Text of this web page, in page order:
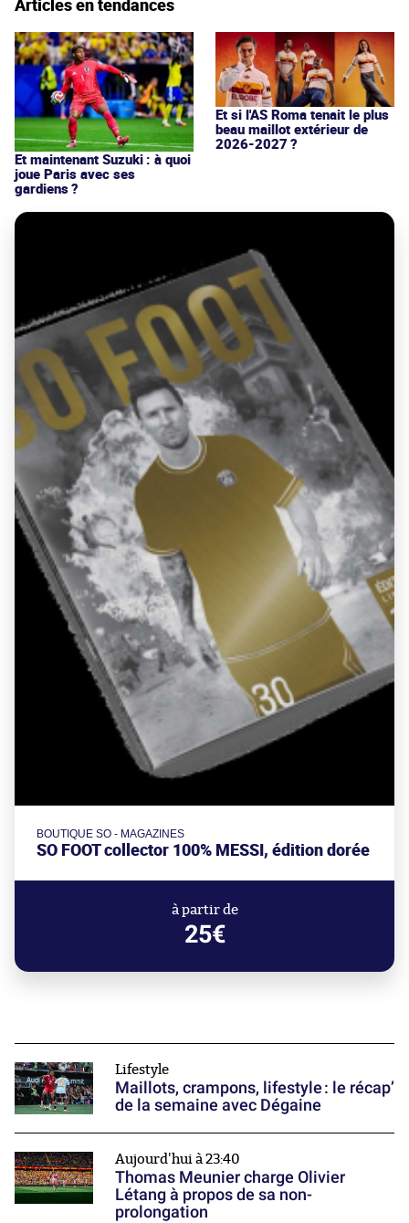
Articles en tendances
Et maintenant Suzuki : à quoi
joue Paris avec ses
gardiens ?
Et si l'AS Roma tenait le plus
beau maillot extérieur de
2026-2027 ?
BOUTIQUE SO - MAGAZINES
SO FOOT collector 100% MESSI, édition dorée
à partir de
25€
Lifestyle
Maillots, crampons, lifestyle : le récap’
de la semaine avec Dégaine
Aujourd'hui à 23:40
Thomas Meunier charge Olivier
Létang à propos de sa non-
prolongation